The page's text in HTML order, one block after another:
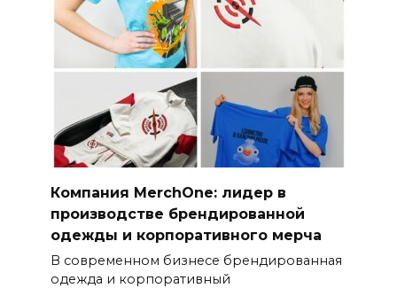
Компания MerchOne: лидер в
производстве брендированной
одежды и корпоративного мерча
В современном бизнесе брендированная
одежда и корпоративный